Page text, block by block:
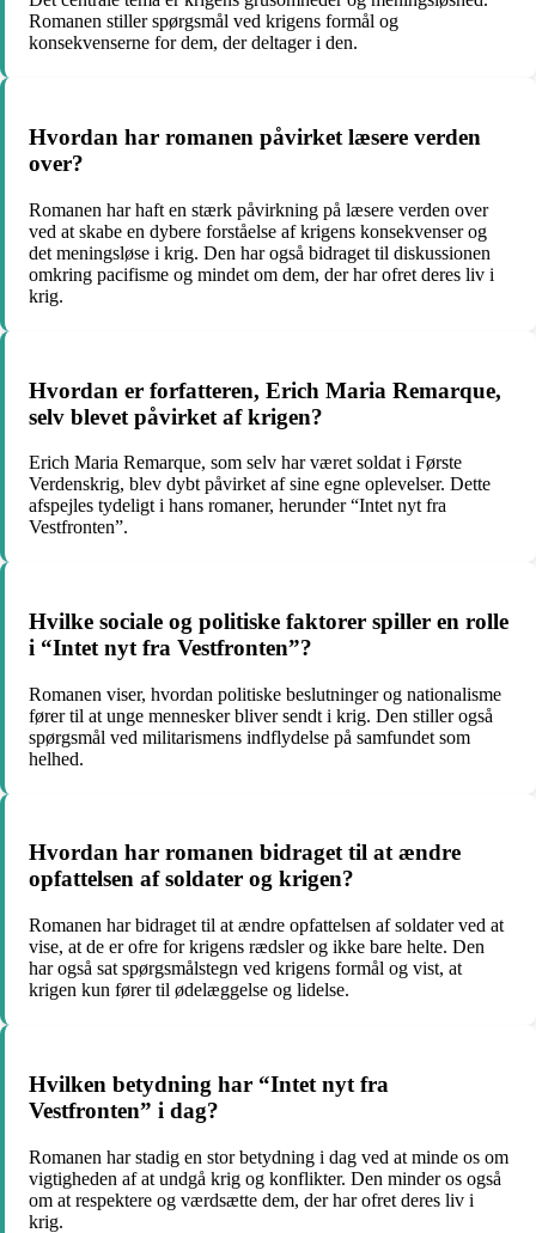
Romanen stiller spørgsmål ved krigens formål og
konsekvenserne for dem, der deltager i den.
Hvordan har romanen påvirket læsere verden
over?
Romanen har haft en stærk påvirkning på læsere verden over
ved at skabe en dybere forståelse af krigens konsekvenser og
det meningsløse i krig. Den har også bidraget til diskussionen
omkring pacifisme og mindet om dem, der har ofret deres liv i
krig.
Hvordan er forfatteren, Erich Maria Remarque,
selv blevet påvirket af krigen?
Erich Maria Remarque, som selv har været soldat i Første
Verdenskrig, blev dybt påvirket af sine egne oplevelser. Dette
afspejles tydeligt i hans romaner, herunder “Intet nyt fra
Vestfronten”.
Hvilke sociale og politiske faktorer spiller en rolle
i “Intet nyt fra Vestfronten”?
Romanen viser, hvordan politiske beslutninger og nationalisme
fører til at unge mennesker bliver sendt i krig. Den stiller også
spørgsmål ved militarismens indflydelse på samfundet som
helhed.
Hvordan har romanen bidraget til at ændre
opfattelsen af soldater og krigen?
Romanen har bidraget til at ændre opfattelsen af soldater ved at
vise, at de er ofre for krigens rædsler og ikke bare helte. Den
har også sat spørgsmålstegn ved krigens formål og vist, at
krigen kun fører til ødelæggelse og lidelse.
Hvilken betydning har “Intet nyt fra
Vestfronten” i dag?
Romanen har stadig en stor betydning i dag ved at minde os om
vigtigheden af at undgå krig og konflikter. Den minder os også
om at respektere og værdsætte dem, der har ofret deres liv i
krig.